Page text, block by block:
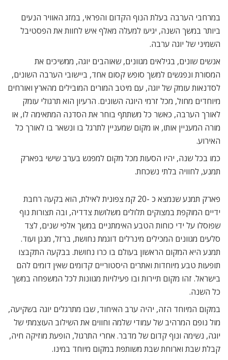
במרחבי הערבה בעלת הנוף הקדום והפראי, במזג האוויר הנעים
ביותר במשך השנה, יגיעו למעלה מאלף איש לחוות את הפסטיבל
השמיני של יוגה ערבה.
אנשים שונים, בגילאים מגוונים, שאוהבים יוגה, ממשיכים את
המסורת ונפגשים למשך סופש קסום אחד, ביישובי הערבה השונים,
לסדנאות עומק של יוגה, עם מיטב המורים המובילים מהארץ ואורחים
מיוחדים מחול, מכל זרמי היוגה השונים. הרעיון הוא תרגולי עומק
לאורך הערבה, כאשר כל משתתף בוחר את הסדנה המתאימה לו, או
מורה המעניין אותו, או מקום שמעניין לתרגל בו ונשאר בו לאורך כל
האירוע.
כמו בכל שנה, יהיו הסעות מכל מקום למפגש בערב שישי בפארק
תמנע, לחוויה בלתי נשכחת.
פארק תמנע שנמצא כ -20 קמ צפונית לאילת, הוא בקעה רחבת
ידיים המוקפת במצוקים תלולים משלושת צדדיה, ובה תצורות נוף
שפוסלו על ידי כוחות הטבע האימתניים במשך אלפי שנים, לצד
סלעים מגוונים המכילים מינרלים דוגמת נחושת, ברזל, מנגן ועוד.
תמנע היא המקום הראשון בעולם בו כרו נחושת. בבקעה התקבצו
תופעות טבע מיוחדות ואתרים היסטוריים קדומים שאין דומים להם
בישראל. זהו מקום תיירות ובו פעילויות מגוונות לכל המשפחה במשך
כל השנה.
במקום המיוחד הזה, יהיה ערב האיחוד, שבו מתרגלים יוגה בשקיעה,
מול נופם המרהיב של עמודי שלמה וחווים את השילוב העוצמתי של
יוגה, נשימה ונוף קדום של מדבר. אחרי התרגול, הופעת מוזיקה חיה,
קבלת שבת וארוחת שבת משותפת במקום מיוחד במינו.